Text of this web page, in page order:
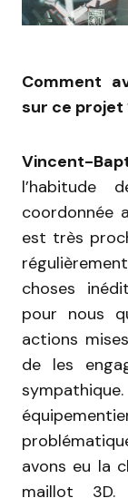
Comment
sur ce projet
Vincent-
l’habitude
coordonnée
est très
choses
pour nous
actions
de les
avons eu la
maillot